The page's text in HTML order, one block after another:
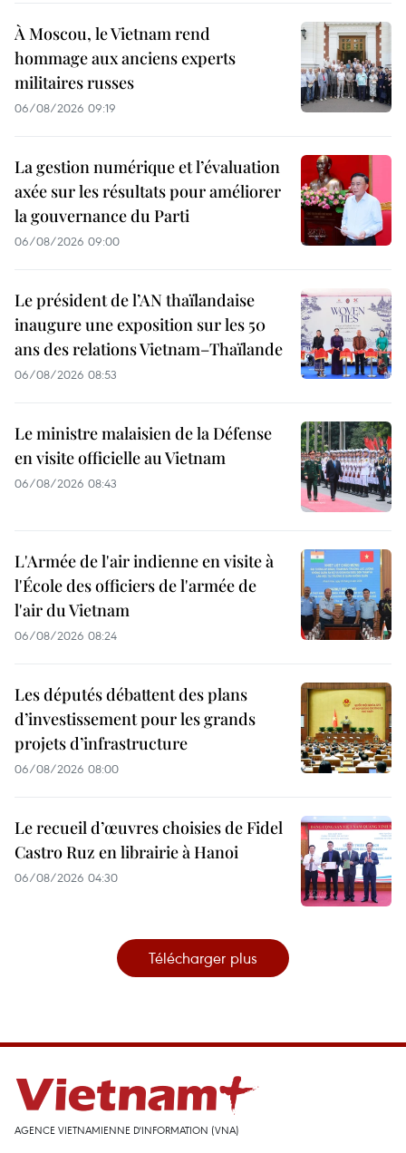
À Moscou, le Vietnam rend
hommage aux anciens experts
militaires russes
06/08/2026 09:19
La gestion numérique et l’évaluation
axée sur les résultats pour améliorer
la gouvernance du Parti
06/08/2026 09:00
Le président de l’AN thaïlandaise
inaugure une exposition sur les 50
ans des relations Vietnam–Thaïlande
06/08/2026 08:53
Le ministre malaisien de la Défense
en visite officielle au Vietnam
06/08/2026 08:43
L'Armée de l'air indienne en visite à
l'École des officiers de l'armée de
l'air du Vietnam
06/08/2026 08:24
Les députés débattent des plans
d’investissement pour les grands
projets d’infrastructure
06/08/2026 08:00
Le recueil d’œuvres choisies de Fidel
Castro Ruz en librairie à Hanoi
06/08/2026 04:30
Télécharger plus
AGENCE VIETNAMIENNE D'INFORMATION (VNA)